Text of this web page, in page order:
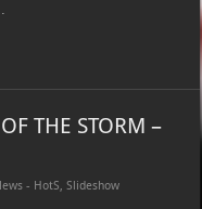
THE STORM –
- HotS,Slideshow